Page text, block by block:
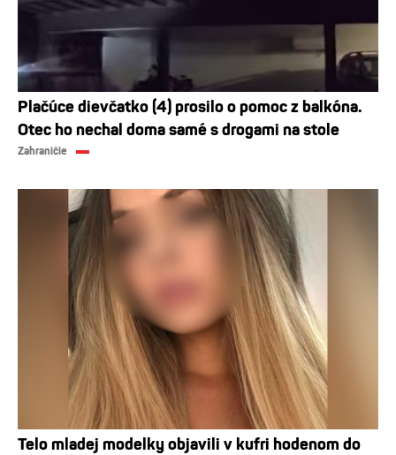
Plačúce dievčatko (4) prosilo o pomoc z balkóna.
Otec ho nechal doma samé s drogami na stole
Zahraničie
Telo mladej modelky objavili v kufri hodenom do